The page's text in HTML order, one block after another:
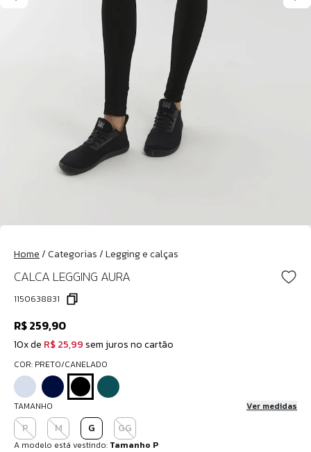
Home/Categorias/Legging e calças
CALCA LEGGING AURA
1150638831
R$ 259,90
10x de R$ 25,99 sem juros no cartão
COR: PRETO/CANELADO
TAMANHO Ver medidas
P M G GG
A modelo está vestindo: Tamanho P